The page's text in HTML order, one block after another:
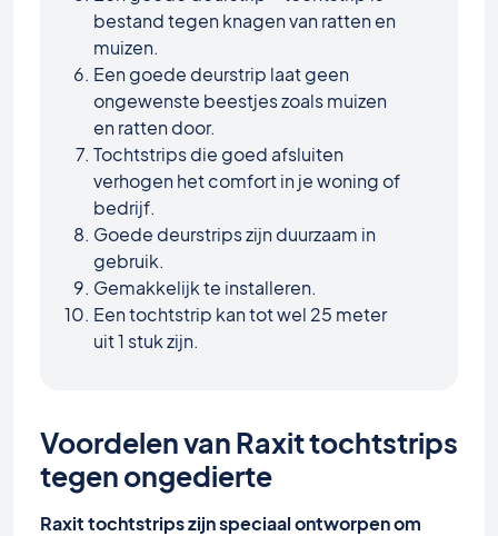
bestand tegen knagen van ratten en
muizen.
Een goede deurstrip laat geen
ongewenste beestjes zoals muizen
en ratten door.
Tochtstrips die goed afsluiten
verhogen het comfort in je woning of
bedrijf.
Goede deurstrips zijn duurzaam in
gebruik.
Gemakkelijk te installeren.
Een tochtstrip kan tot wel 25 meter
uit 1 stuk zijn.
Voordelen van Raxit tochtstrips
tegen ongedierte
Raxit tochtstrips zijn speciaal ontworpen om